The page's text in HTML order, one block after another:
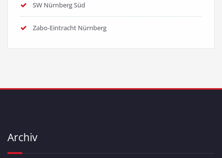
SW Nürnberg Süd
Zabo-Eintracht Nürnberg
Archiv